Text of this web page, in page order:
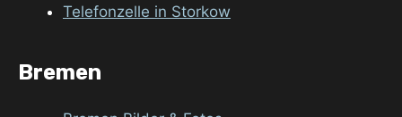
Telefonzelle in Storkow
Bremen